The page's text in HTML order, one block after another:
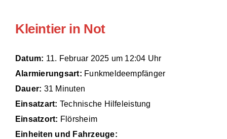
Bürgerinfo
Über uns
Technik
Kleintier in Not
Datum: 11. Februar 2025 um 12:04 Uhr
Alarmierungsart: Funkmeldeempfänger
Dauer: 31 Minuten
Einsatzart: Technische Hilfeleistung
Einsatzort: Flörsheim
Einheiten und Fahrzeuge: